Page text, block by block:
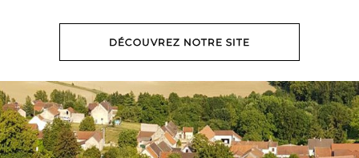
DÉCOUVREZ NOTRE SITE